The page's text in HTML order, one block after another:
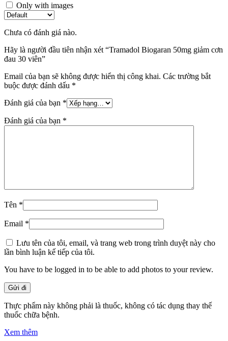
Only with images
Chưa có đánh giá nào.
Hãy là người đầu tiên nhận xét “Tramadol Biogaran 50mg giảm cơn
đau 30 viên”
Email của bạn sẽ không được hiển thị công khai. Các trường bắt
buộc được đánh dấu *
Đánh giá của bạn *
Đánh giá của bạn *
Tên *
Email *
Lưu tên của tôi, email, và trang web trong trình duyệt này cho
lần bình luận kế tiếp của tôi.
You have to be logged in to be able to add photos to your review.
Thực phẩm này không phải là thuốc, không có tác dụng thay thế
thuốc chữa bệnh.
Xem thêm